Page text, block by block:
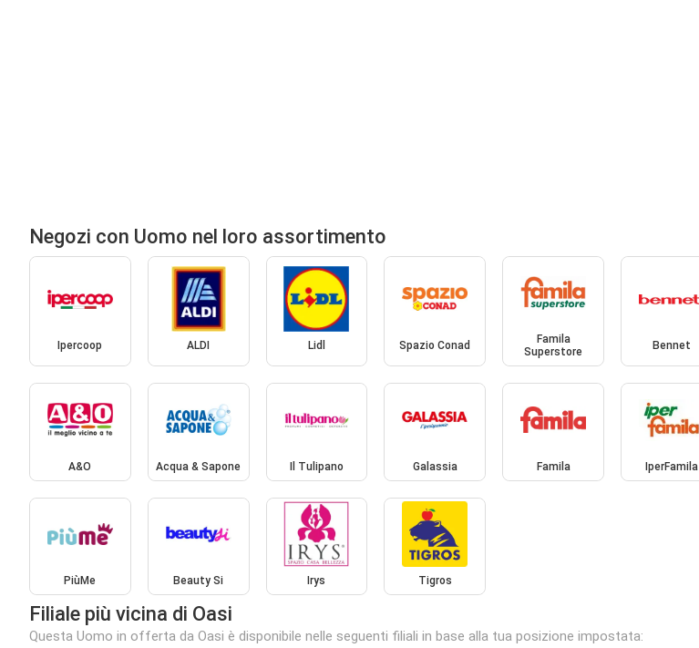
Negozi con Uomo nel loro assortimento
Ipercoop ALDI Lidl Spazio Conad
Famila
Superstore
Bennet
A&O Acqua & Sapone Il Tulipano Galassia Famila IperFamila
PiùMe Beauty Si Irys Tigros
Filiale più vicina di Oasi
Questa Uomo in offerta da Oasi è disponibile nelle seguenti filiali in base alla tua posizione impostata: